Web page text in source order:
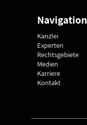
Navigation
Kanzlei
Experten
Rechtsgebiete
Medien
Karriere
Kontakt